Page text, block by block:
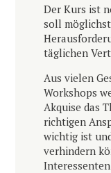
Der Kurs ist
soll
täglichen
Aus vielen
Workshops
Akquise das
richtigen
wichtig ist
verhindern